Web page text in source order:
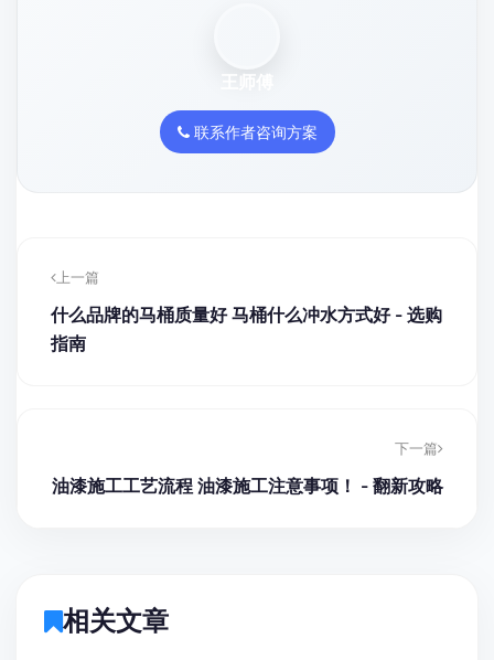
王师傅
联系作者咨询方案
上一篇
什么品牌的马桶质量好 马桶什么冲水方式好 - 选购
指南
下一篇
油漆施工工艺流程 油漆施工注意事项！ - 翻新攻略
相关文章